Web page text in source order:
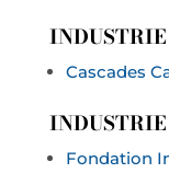
INDUSTRIE
Cascades
Fondation